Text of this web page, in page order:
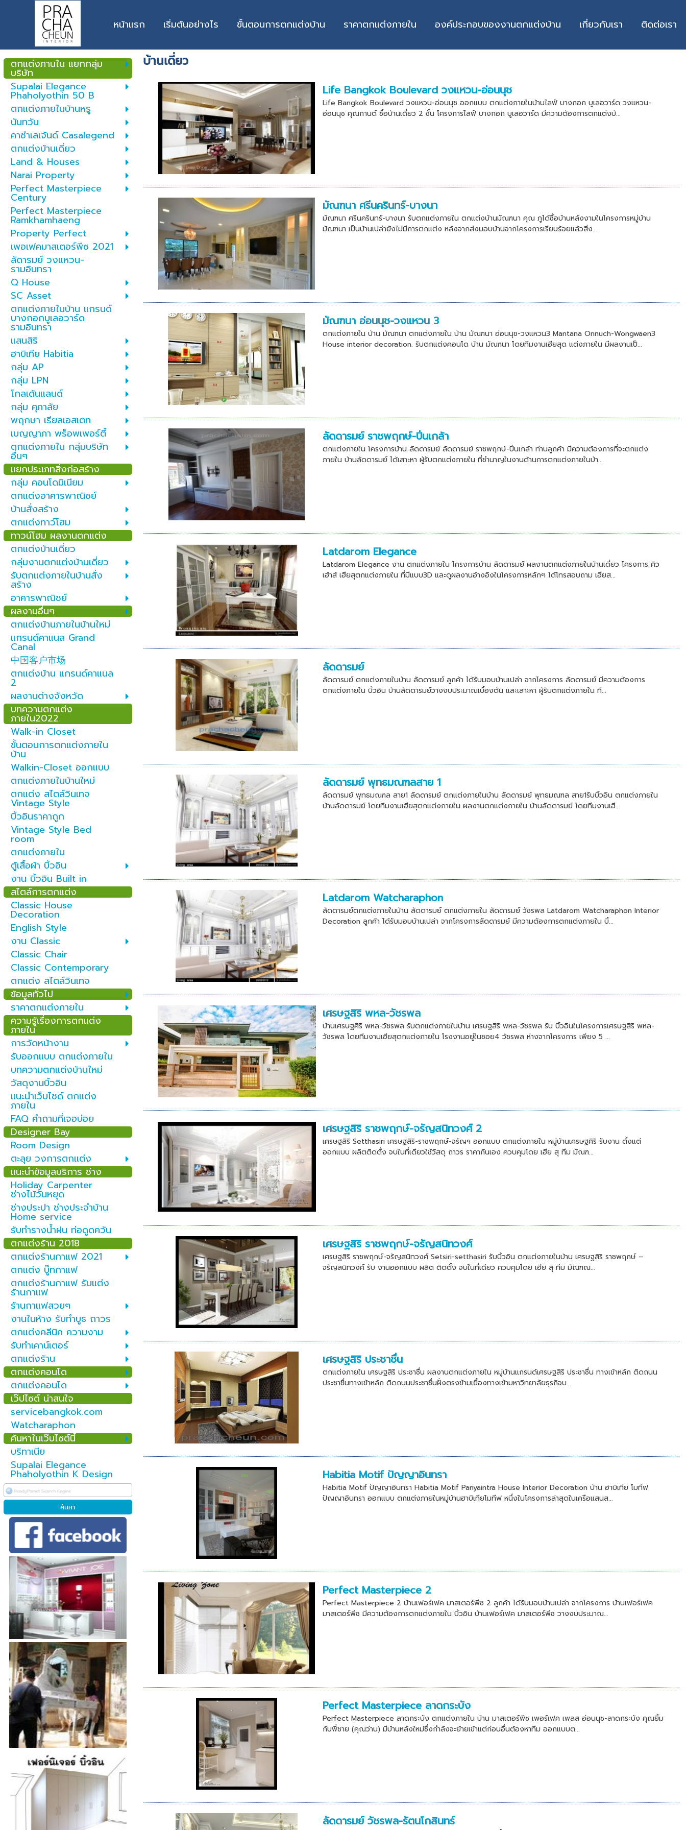
หน้าแรก เริ่มต้นอย่างไร ขั้นตอนการตกแต่งบ้าน ราคาตกแต่งภายใน องค์ประกอบของงานตกแต่งบ้าน เกี่ยวกับเรา ติดต่อเรา
ตกแต่งภานใน แยกกลุ่ม
บริษัท
Supalai Elegance
Phaholyothin 50 B
ตกแต่งภายในบ้านหรู
นันทวัน
คาซ่าเลเจ้นด์ Casalegend
ตกแต่งบ้านเดี่ยว
Land & Houses
Narai Property
Perfect Masterpiece
Century
Perfect Masterpiece
Ramkhamhaeng
Property Perfect
เพอเฟคมาสเตอร์พีซ 2021
ลัดารมย์ วงแหวน-
รามอินทรา
Q House
SC Asset
ตกแต่งภายในบ้าน แกรนด์
บางกอกบูเลอวาร์ด
รามอินทรา
แสนสิริ
ฮาบิเทีย Habitia
กลุ่ม AP
กลุ่ม LPN
โกลเด้นแลนด์
กลุ่ม ศุภาลัย
พฤกษา เรียลเอสเตท
เบญญาภา พร็อพเพอร์ตี้
ตกแต่งภายใน กลุ่มบริษัท
อื่นๆ
แยกประเภทสิ่งก่อสร้าง
กลุ่ม คอนโดมิเนียม
ตกแต่งอาคารพาณิชย์
บ้านสั่งสร้าง
ตกแต่งทาว์โฮม
ทาวน์โฮม ผลงานตกแต่ง
ตกแต่งบ้านเดี่ยว
กลุ่มงานตกแต่งบ้านเดี่ยว
รับตกแต่งภายในบ้านสั่ง
สร้าง
อาคารพาณิชย์
ผลงานอื่นๆ
ตกแต่งบ้านภายในบ้านใหม่
แกรนด์คาแนล Grand
Canal
中国客户市场
ตกแต่งบ้าน แกรนด์คาแนล
2
ผลงานต่างจังหวัด
บทความตกแต่ง
ภายใน2022
Walk-in Closet
ขั้นตอนการตกแต่งภายใน
บ้าน
Walkin-Closet ออกแบบ
ตกแต่งภายในบ้านใหม่
ตกแต่ง สไตล์วินเทจ
Vintage Style
บิ้วอินราคาถูก
Vintage Style Bed
room
ตกแต่งภายใน
ตู้เสื้อผ้า บิ้วอิน
งาน บิ้วอิน Built in
สไตล์การตกแต่ง
Classic House
Decoration
English Style
งาน Classic
Classic Chair
Classic Contemporary
ตกแต่ง สไตล์วินเทจ
ข้อมูลทั่วไป
ราคาตกแต่งภายใน
ความรู้เรื่องการตกแต่ง
ภายใน
การวัดหน้างาน
รับออกแบบ ตกแต่งภายใน
บทความตกแต่งบ้านใหม่
วัสดุงานบิ้วอิน
แนะนำเว็บไซด์ ตกแต่ง
ภายใน
FAQ คำถามที่เจอบ่อย
Designer Bay
Room Design
ตะลุย วงการตกแต่ง
แนะนำข้อมูลบริการ ช่าง
Holiday Carpenter
ช่างไม้วันหยุด
ช่างประปา ช่างประจำบ้าน
Home service
รับทำรางน้ำฝน ท่อดูดควัน
ตกแต่งร้าน 2018
ตกแต่งร้านกาแฟ 2021
ตกแต่ง บู๊ทกาแฟ
ตกแต่งร้านกาแฟ รับแต่ง
ร้านกาแฟ
ร้านกาแฟสวยๆ
งานในห้าง รับทำบูธ ถาวร
ตกแต่งคลีนิค ความงาม
รับทำเคาน์เตอร์
ตกแต่งร้าน
ตกแต่งคอนโด
ตกแต่งคอนโด
เว๊ปไซต์ น่าสนใจ
servicebangkok.com
Watcharaphon
ค้นหาในเว๊บไซต์นี้
บริทาเนีย
Supalai Elegance
Phaholyothin K Design
บ้านเดี่ยว
Life Bangkok Boulevard วงแหวน-อ่อนนุช
Life Bangkok Boulevard วงแหวน-อ่อนนุช ออกแบบ ตกแต่งภายในบ้านไลฟ์ บางกอก บูเลอวาร์ด วงแหวน-
อ่อนนุช คุณกานต์ ซื้อบ้านเดี่ยว 2 ชั้น โครงการไลฟ์ บางกอก บูเลอวาร์ด มีความต้องการตกแต่งบ้...
มัณฑนา ศรีนครินทร์-บางนา
มัณฑนา ศรีนครินทร์-บางนา รับตกแต่งภายใน ตกแต่งบ้านมัณฑนา คุณ ภูได้ซื้อบ้านหลังงามในโครงการหมู่บ้าน
มัณฑนา เป็นบ้านเปล่ายังไม่มีการตกแต่ง หลังจากส่งมอบบ้านจากโครงการเรียบร้อยแล้วสิ่ง...
มัณฑนา อ่อนนุช-วงแหวน 3
ตกแต่งภายใน บ้าน มัณฑนา ตกแต่งภายใน บ้าน มัณฑนา อ่อนนุช-วงแหวน3 Mantana Onnuch-Wongwaen3
House interior decoration. รับตกแต่งคอนโด บ้าน มัณฑนา โดยทีมงานเฮียสุด แต่งภายใน มีผลงานเป็...
ลัดดารมย์ ราชพฤกษ์-ปิ่นเกล้า
ตกแต่งภายใน โครงการบ้าน ลัดดารมย์ ลัดดารมย์ ราชพฤกษ์-ปิ่นเกล้า ท่านลูกค้า มีความต้องการที่จะตกแต่ง
ภายใน บ้านลัดดารมย์ ได้เสาะหา ผู้รับตกแต่งภายใน ที่ชำนาญในงานด้านการตกแต่งภายในบ้า...
Latdarom Elegance
Latdarom Elegance งาน ตกแต่งภายใน โครงการบ้าน ลัดดารมย์ ผลงานตกแต่งภายในบ้านเดี่ยว โครงการ คิว
เฮ้าส์ เฮียสุตกแต่งภายใน ที่มีแบบ3D และดูผลงานอ้างอิงในโครงการหลักๆ ได้โทรสอบถาม เฮียส...
ลัดดารมย์
ลัดดารมย์ ตกแต่งภายในบ้าน ลัดดารมย์ ลูกค้า ได้รับมอบบ้านเปล่า จากโครงการ ลัดดารมย์ มีความต้องการ
ตกแต่งภายใน บิ้วอิน บ้านลัดดารมย์วางงบประมาณเบื้องต้น และเสาะหา ผู้รับตกแต่งภายใน ที...
ลัดดารมย์ พุทธมณฑลสาย 1
ลัดดารมย์ พุทธมณฑล สาย1 ลัดดารมย์ ตกแต่งภายในบ้าน ลัดดารมย์ พุทธมณฑล สาย1รับบิ้วอิน ตกแต่งภายใน
บ้านลัดดารมย์ โดยทีมงานเฮียสุตกแต่งภายใน ผลงานตกแต่งภายใน บ้านลัดดารมย์ โดยทีมงานเฮี...
Latdarom Watcharaphon
ลัดดารมย์ตกแต่งภายในบ้าน ลัดดารมย์ ตกแต่งภายใน ลัดดารมย์ วัชรพล Latdarom Watcharaphon Interior
Decoration ลูกค้า ได้รับมอบบ้านเปล่า จากโครงการลัดดารมย์ มีความต้องการตกแต่งภายใน บิ้...
เศรษฐสิริ พหล-วัชรพล
บ้านเศรษฐศิริ พหล-วัชรพล รับตกแต่งภายในบ้าน เศรษฐสิริ พหล-วัชรพล รับ บิ้วอินในโครงการเศรษฐสิริ พหล-
วัชรพล โดยทีมงานเฮียสุตกแต่งภายใน โรงงานอยู่ในซอย4 วัชรพล ห่างจากโครงการ เพียง 5 ...
เศรษฐสิริ ราชพฤกษ์-จรัญสนิทวงศ์ 2
เศรษฐสิริ Setthasiri เศรษฐสิริ-ราชพฤกษ์-จรัญฯ ออกแบบ ตกแต่งภายใน หมู่บ้านเศรษฐศิริ รับงาน ตั้งแต่
ออกแบบ ผลิตติดตั้ง จบในที่เดียวใช้วัสดุ ถาวร ราคากันเอง ควบคุมโดย เฮีย สุ ทีม มัณฑ...
เศรษฐสิริ ราชพฤกษ์-จรัญสนิทวงศ์
เศรษฐสิริ ราชพฤกษ์-จรัญสนิทวงศ์ Setsiri-setthasiri รับบิ้วอิน ตกแต่งภายในบ้าน เศรษฐสิริ ราชพฤกษ์ –
จรัญสนิทวงศ์ รับ งานออกแบบ ผลิต ติดตั้ง จบในที่เดียว ควบคุมโดย เฮีย สุ ทีม มัณฑณ...
เศรษฐสิริ ประชาชื่น
ตกเเต่งภายใน เศรษฐสิริ ประชาชื่น ผลงานตกแต่งภายใน หมู่บ้านแกรนด์เศรษฐสิริ ประชาชื่น ทางเข้าหลัก ติดถนน
ประชาชื่นทางเข้าหลัก ติดถนนประชาชื่นฝั่งตรงข้ามเยื้องทางเข้ามหาวิทยาลัยธุรกิจบ...
Habitia Motif ปัญญาอินทรา
Habitia Motif ปัญญาอินทรา Habitia Motif Panyaintra House Interior Decoration บ้าน ฮาบิเทีย โมทีฟ
ปัญญาอินทรา ออกแบบ ตกแต่งภายในหมู่บ้านฮาบิเทียโมทีฟ หนึ่งในโครงการล่าสุดในเครือแสนส...
Perfect Masterpiece 2
Perfect Masterpiece 2 บ้านเฟอร์เฟค มาสเตอร์พีซ 2 ลูกค้า ได้รับมอบบ้านเปล่า จากโครงการ บ้านเฟอร์เฟค
มาสเตอร์พีซ มีความต้องการตกแต่งภายใน บิ้วอิน บ้านเฟอร์เฟค มาสเตอร์พีซ วางงบประมาณ...
Perfect Masterpiece ลาดกระบัง
Perfect Masterpiece ลาดกระบัง ตกแต่งภายใน บ้าน มาสเตอร์พีซ เพอร์เฟค เพลส อ่อนนุช-ลาดกระบัง คุณยิ้ม
กับพี่ชาย (คุณว่าน) มีบ้านหลังใหม่ซึ่งกำลังจะย้ายเข้าแต่ก่อนอื่นต้องหาทีม ออกแบบต...
ลัดดารมย์ วัชรพล-รัตนโกสินทร์